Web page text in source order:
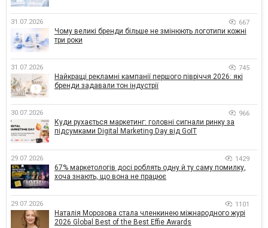
31.07.2026 667
Чому великі бренди більше не змінюють логотипи кожні
три роки
31.07.2026 745
Найкращі рекламні кампанії першого півріччя 2026: які
бренди задавали тон індустрії
30.07.2026 966
Куди рухається маркетинг: головні сигнали ринку за
підсумками Digital Marketing Day від GoIT
29.07.2026 1429
67% маркетологів досі роблять одну й ту саму помилку,
хоча знають, що вона не працює
29.07.2026 1101
Наталія Морозова стала членкинею міжнародного журі
2026 Global Best of the Best Effie Awards